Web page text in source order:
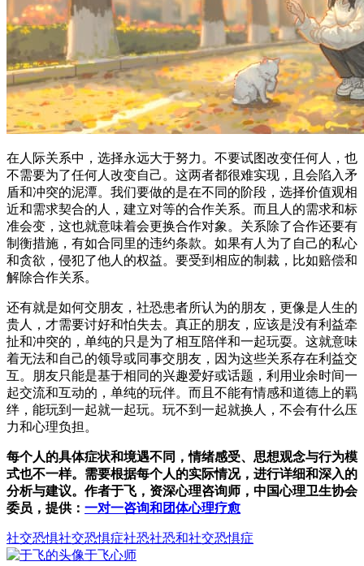
在人际关系中，选择永远大于努力。不要试图改变任何人，也
不需要为了任何人改变自己。这两者都很难实现，且会陷入矛
盾和冲突的泥潭。我们要做的是在不同的阶段，选择价值观相
近和需求契合的人，建立对等的合作关系。而且人的需求和标
准会变，这也就意味着会更换合作对象。关系除了合作还要有
制衡措施，有如合同里的违约条款。如果有人为了自己的私心
和贪欲，侵犯了他人的权益。要受到相应的制裁，比如赔偿和
解除合作关系。
还有就是如何交朋友，社恐患者所认为的朋友，更像是人生的
贵人，才需要讨好和怕失去。真正的朋友，应该是没有利益牵
扯和冲突的，单纯的只是为了相互陪伴和一起玩耍。这就意味
着无法和自己的领导或同事交朋友，因为这些关系存在利益交
互。朋友只能是基于相同的兴趣爱好或话题，利用业余时间一
起交流和互动的，单纯的玩伴。而且不能有情感和道德上的羁
绊，能玩到一起就一起玩。玩不到一起就换人，不会有什么压
力和心理负担。
每个人的具体症状和境遇不同，情绪感受、思想观念与行为模
式也不一样。需要根据每个人的实际情况，进行详细和深入的
分析与建议。作者于飞，资深心理咨询师，中国心理卫生协会
委员，提供： 一对一咨询和团体心理疗愈
社交恐惧社交恐惧症社恐社恐和社交恐惧症
于飞心师